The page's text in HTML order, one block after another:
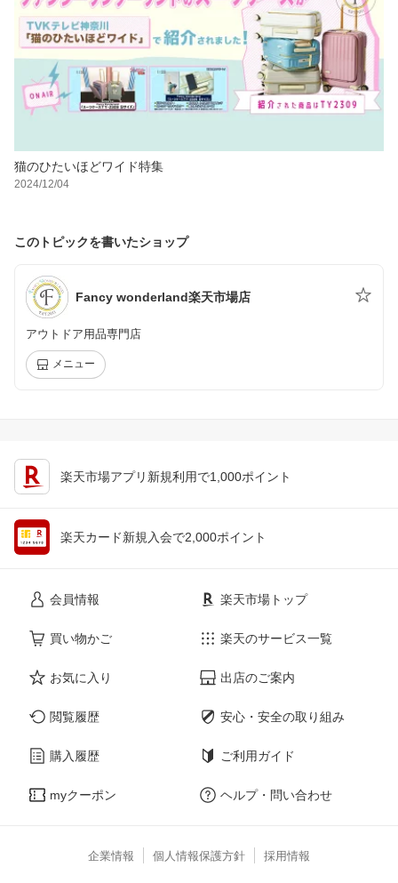
猫のひたいほどワイド特集
2024/12/04
このトピックを書いたショップ
Fancy wonderland楽天市場店
アウトドア用品専門店
メニュー
楽天市場アプリ新規利用で1,000ポイント
楽天カード新規入会で2,000ポイント
会員情報
買い物かご
お気に入り
閲覧履歴
購入履歴
myクーポン
楽天市場トップ
楽天のサービス一覧
出店のご案内
安心・安全の取り組み
ご利用ガイド
ヘルプ・問い合わせ
企業情報 個人情報保護方針 採用情報